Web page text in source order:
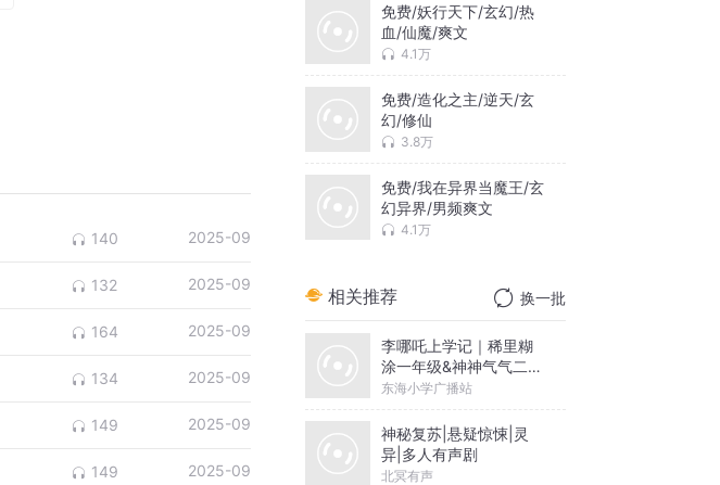
140 2025-09
132 2025-09
164 2025-09
134 2025-09
149 2025-09
149 2025-09
免费/妖行天下/玄幻/热
血/仙魔/爽文
4.1万
免费/造化之主/逆天/玄
幻/修仙
3.8万
免费/我在异界当魔王/玄
幻异界/男频爽文
4.1万
相关推荐 换一批
李哪吒上学记｜稀里糊
涂一年级&神神气气二年
级
东海小学广播站
神秘复苏|悬疑惊悚|灵
异|多人有声剧
北冥有声